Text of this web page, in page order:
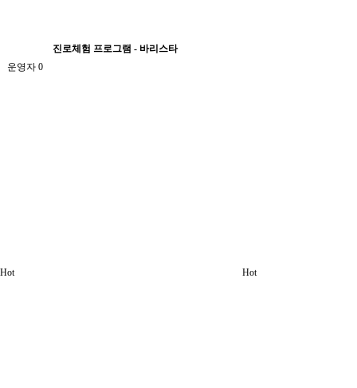
진로체험 프로그램 - 바리스타
운영자 0
Hot Hot